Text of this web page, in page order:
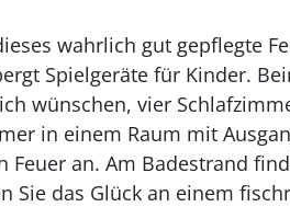
wahrlich gut gepflegte
Spielgeräte für Kinder.
wünschen, vier
in einem Raum mit
Feuer an. Am Badestrand
Sie das Glück an einem